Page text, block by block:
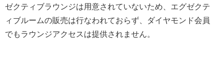
ゼクティブラウンジは用意されていないため、エグゼクテ
ィブルームの販売は行なわれておらず、ダイヤモンド会員
でもラウンジアクセスは提供されません。